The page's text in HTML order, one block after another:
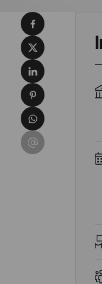
Condividi su
Condividi su X
Condividi su
Condividi su
Condividi su
Condividi su